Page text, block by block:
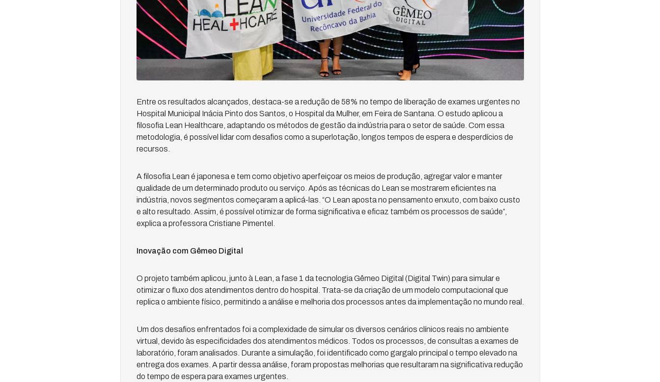
Entre os resultados alcançados, destaca-se a redução de 58% no tempo de liberação de exames urgentes no
Hospital Municipal Inácia Pinto dos Santos, o Hospital da Mulher, em Feira de Santana. O estudo aplicou a
filosofia Lean Healthcare, adaptando os métodos de gestão da indústria para o setor de saúde. Com essa
metodologia, é possível lidar com desafios como a superlotação, longos tempos de espera e desperdícios de
recursos.
A filosofia Lean é japonesa e tem como objetivo aperfeiçoar os meios de produção, agregar valor e manter
qualidade de um determinado produto ou serviço. Após as técnicas do Lean se mostrarem eficientes na
indústria, novos segmentos começaram a aplicá-las. “O Lean aposta no pensamento enxuto, com baixo custo
e alto resultado. Assim, é possível otimizar de forma significativa e eficaz também os processos de saúde”,
explica a professora Cristiane Pimentel.
Inovação com Gêmeo Digital
O projeto também aplicou, junto à Lean, a fase 1 da tecnologia Gêmeo Digital (Digital Twin) para simular e
otimizar o fluxo dos atendimentos dentro do hospital. Trata-se da criação de um modelo computacional que
replica o ambiente físico, permitindo a análise e melhoria dos processos antes da implementação no mundo real.
Um dos desafios enfrentados foi a complexidade de simular os diversos cenários clínicos reais no ambiente
virtual, devido às especificidades dos atendimentos médicos. Todos os processos, de consultas a exames de
laboratório, foram analisados. Durante a simulação, foi identificado como gargalo principal o tempo elevado na
entrega dos exames. A partir dessa análise, foram propostas melhorias que resultaram na significativa redução
do tempo de espera para exames urgentes.